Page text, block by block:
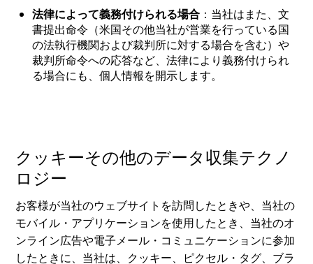
法律によって義務付けられる場合 ：当社はまた、文
書提出命令（米国その他当社が営業を行っている国
の法執行機関および裁判所に対する場合を含む）や
裁判所命令への応答など、法律により義務付けられ
る場合にも、個人情報を開示します。
クッキーその他のデータ収集テクノ
ロジー
お客様が当社のウェブサイトを訪問したときや、当社の
モバイル・アプリケーションを使用したとき、当社のオ
ンライン広告や電子メール・コミュニケーションに参加
したときに、当社は、クッキー、ピクセル・タグ、ブラ